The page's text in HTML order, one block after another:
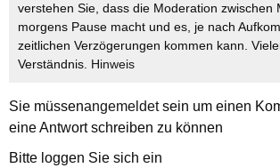
verstehen Sie, dass die Moderation zwischen
morgens Pause macht und es, je nach
zeitlichen Verzögerungen kommen kann.
Verständnis. Hinweis
Sie müssenangemeldetsein um einen
eine Antwort schreiben zu können
Bitte loggen Sie sich ein